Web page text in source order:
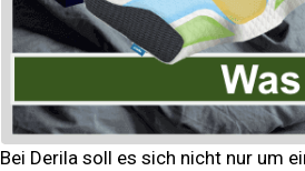
Bei Derila soll es sich nicht nur um